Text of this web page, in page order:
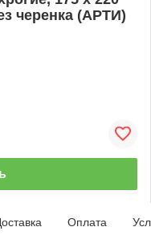
черенка (АРТИ)
Оплата